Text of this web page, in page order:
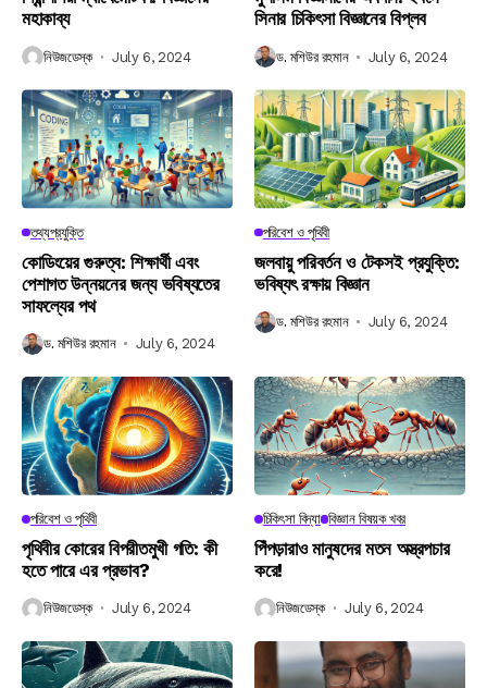
মহাকাব্য
নিউজডেস্ক July 6, 2024
সিনার চিকিৎসা বিজ্ঞানের বিপ্লব
ড. মশিউর রহমান July 6, 2024
তথ্যপ্রযুক্তি
কোডিংয়ের গুরুত্ব: শিক্ষার্থী এবং
পেশাগত উন্নয়নের জন্য ভবিষ্যতের
সাফল্যের পথ
ড. মশিউর রহমান July 6, 2024
পরিবেশ ও পৃথিবী
জলবায়ু পরিবর্তন ও টেকসই প্রযুক্তি:
ভবিষ্যৎ রক্ষায় বিজ্ঞান
ড. মশিউর রহমান July 6, 2024
পরিবেশ ও পৃথিবী
পৃথিবীর কোরের বিপরীতমুখী গতি: কী
হতে পারে এর প্রভাব?
নিউজডেস্ক July 6, 2024
চিকিৎসা বিদ্যা বিজ্ঞান বিষয়ক খবর
পিঁপড়ারাও মানুষদের মতন অস্ত্রপচার
করে!
নিউজডেস্ক July 6, 2024